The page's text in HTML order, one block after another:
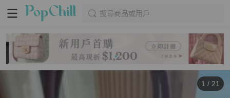
搜尋商品或用戶
1 / 21